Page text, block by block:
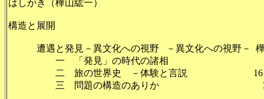
はしがき（樺山紘一）
構造と展開
遭遇と発見－異文化への視野 －異文化への視野－
一 「発見」の時代の諸相
二 旅の世界史 －体験と言説 16
三 問題の構造のありか